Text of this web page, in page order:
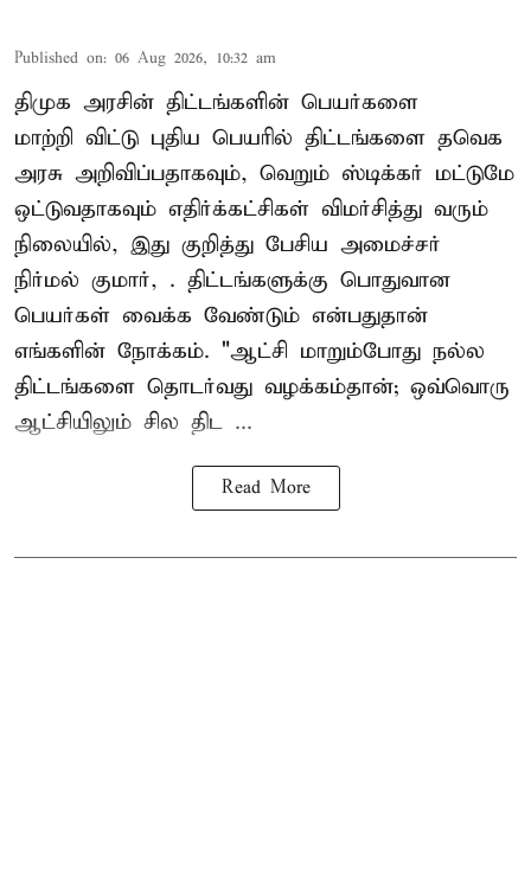
Published on: 06 Aug 2026, 10:32 am
திமுக அரசின் திட்டங்களின் பெயர்களை
மாற்றி விட்டு புதிய பெயரில் திட்டங்களை தவெக
அரசு அறிவிப்பதாகவும், வெறும் ஸ்டிக்கர் மட்டுமே
ஒட்டுவதாகவும் எதிர்க்கட்சிகள் விமர்சித்து வரும்
நிலையில், இது குறித்து பேசிய அமைச்சர்
நிர்மல் குமார், . திட்டங்களுக்கு பொதுவான
பெயர்கள் வைக்க வேண்டும் என்பதுதான்
எங்களின் நோக்கம். "ஆட்சி மாறும்போது நல்ல
திட்டங்களை தொடர்வது வழக்கம்தான்; ஒவ்வொரு
ஆட்சியிலும் சில திட ...
Read More